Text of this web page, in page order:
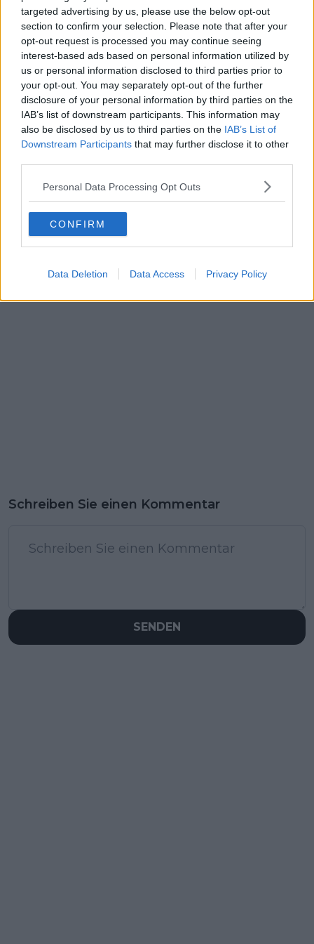
targeted advertising by us, please use the below opt-out
section to confirm your selection. Please note that after your
opt-out request is processed you may continue seeing
interest-based ads based on personal information utilized by
us or personal information disclosed to third parties prior to
your opt-out. You may separately opt-out of the further
disclosure of your personal information by third parties on the
IAB’s list of downstream participants. This information may
also be disclosed by us to third parties on the IAB’s List of
Downstream Participants that may further disclose it to other
Personal Data Processing Opt Outs
CONFIRM
Data Deletion Data Access Privacy Policy
gesicherte Details vorliegen.
Beiträge des Autors ansehen
Klatscht 0
Besucher 0
Vorheriger Artikel
Narváez bleibt bis
Kapitänsrolle und
Einsatz für Pogacar
genügen, um INEOS’
abzuwehren
Nächster Artikel
Visma | Lease a Bike
und Laporte offiziell:
Klassikerspezialist
Schreiben Sie einen Kommentar
SENDEN